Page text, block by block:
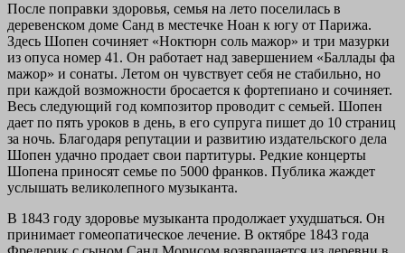
После поправки здоровья, семья на лето поселилась в
деревенском доме Санд в местечке Ноан к югу от Парижа.
Здесь Шопен сочиняет «Ноктюрн соль мажор» и три мазурки
из опуса номер 41. Он работает над завершением «Баллады фа
мажор» и сонаты. Летом он чувствует себя не стабильно, но
при каждой возможности бросается к фортепиано и сочиняет.
Весь следующий год композитор проводит с семьей. Шопен
дает по пять уроков в день, в его супруга пишет до 10 страниц
за ночь. Благодаря репутации и развитию издательского дела
Шопен удачно продает свои партитуры. Редкие концерты
Шопена приносят семье по 5000 франков. Публика жаждет
услышать великолепного музыканта.
В 1843 году здоровье музыканта продолжает ухудшаться. Он
принимает гомеопатическое лечение. В октябре 1843 года